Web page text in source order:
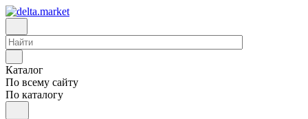
Каталог
По всему сайту
По каталогу